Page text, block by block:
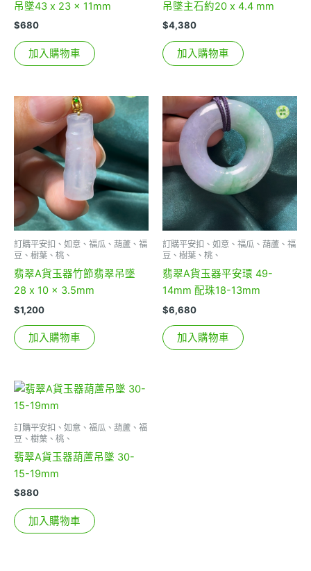
吊墜43 x 23 x 11mm
$680
加入購物車
吊墜主石約20 x 4.4 mm
$4,380
加入購物車
訂購平安扣、如意、福瓜、葫蘆、福
豆、樹葉、桃、
翡翠A貨玉器竹節翡翠吊墜
28 x 10 x 3.5mm
$1,200
加入購物車
訂購平安扣、如意、福瓜、葫蘆、福
豆、樹葉、桃、
翡翠A貨玉器平安環 49-
14mm 配珠18-13mm
$6,680
加入購物車
訂購平安扣、如意、福瓜、葫蘆、福
豆、樹葉、桃、
翡翠A貨玉器葫蘆吊墜 30-
15-19mm
$880
加入購物車